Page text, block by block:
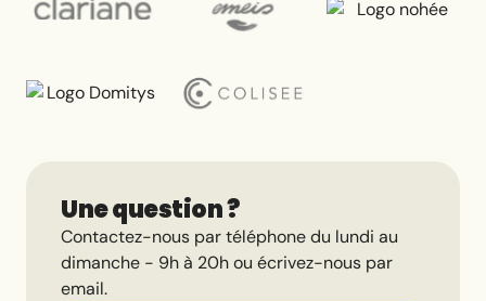
Une question ?
Contactez-nous par téléphone du lundi au
dimanche - 9h à 20h ou écrivez-nous par
email.